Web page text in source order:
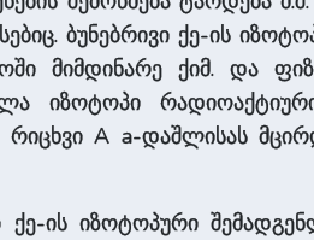
ბუნებრივი ქე-ის
მიმდინარე ქიმ. და
იზოტოპი
რიცხვი A a-დაშლისას
ის იზოტოპური